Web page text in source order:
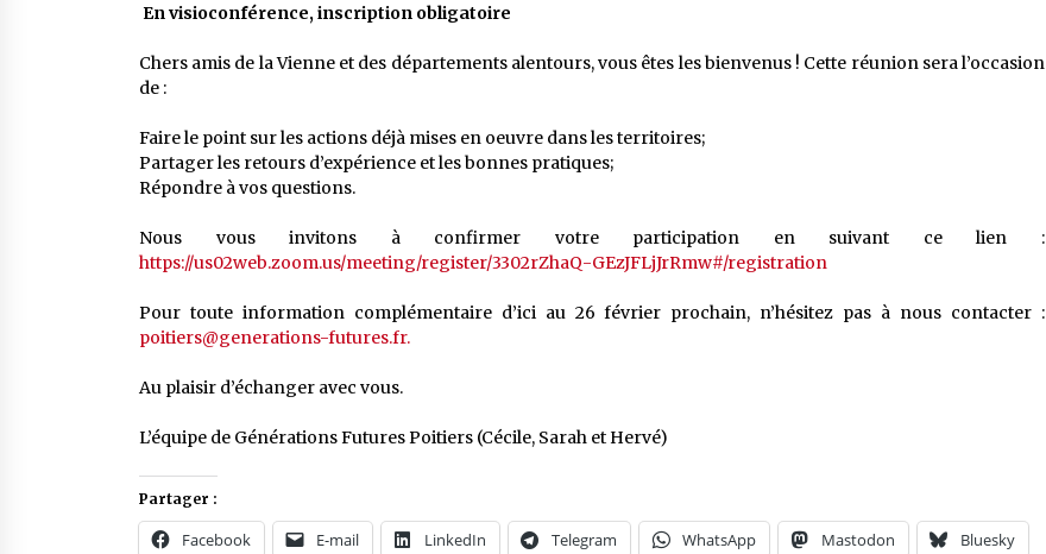
En visioconférence, inscription obligatoire
Chers amis de la Vienne et des départements alentours, vous êtes les bienvenus ! Cette réunion sera l’occasion
de :
Faire le point sur les actions déjà mises en oeuvre dans les territoires;
Partager les retours d’expérience et les bonnes pratiques;
Répondre à vos questions.
Nous vous invitons à confirmer votre participation en suivant ce lien :
https://us02web.zoom.us/meeting/register/3302rZhaQ-GEzJFLjJrRmw#/registration
Pour toute information complémentaire d’ici au 26 février prochain, n’hésitez pas à nous contacter :
poitiers@generations-futures.fr.
Au plaisir d’échanger avec vous.
L’équipe de Générations Futures Poitiers (Cécile, Sarah et Hervé)
Partager :
Facebook E-mail LinkedIn Telegram WhatsApp Mastodon Bluesky